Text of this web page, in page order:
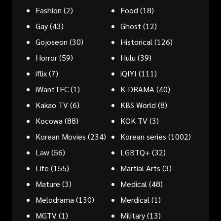
Fashion (2) Food (18)
Gay(43) Ghost (12)
Gojoseon (30) Historical (126)
Horror(59) Hulu (39)
iflix(7) iQIYI (111)
iWantTFC(1) K-DRAMA (40)
Kakao TV(6) KBS World (8)
Kocowa (88) KOK TV(3)
Korean Movies (234) Korean series (1002)
Law(56) LGBTQ+ (32)
Life (155) Martial Arts (3)
Mature (3) Medical (48)
Melodrama (130) Merdical (1)
MGTV(1) Military(13)